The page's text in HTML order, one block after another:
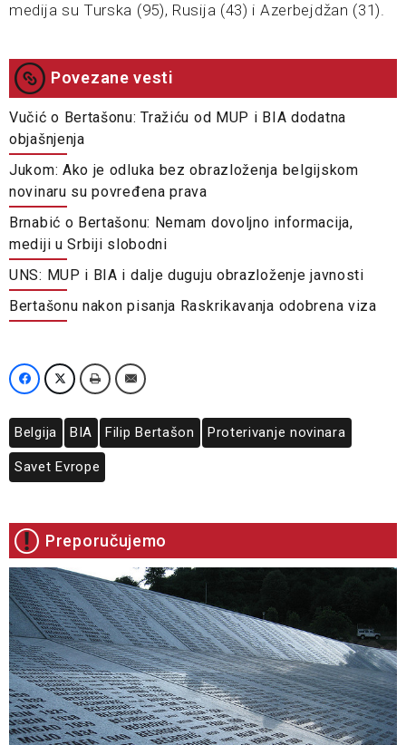
medija su Turska (95), Rusija (43) i Azerbejdžan (31).
Povezane vesti
Vučić o Bertašonu: Tražiću od MUP i BIA dodatna
objašnjenja
Jukom: Ako je odluka bez obrazloženja belgijskom
novinaru su povređena prava
Brnabić o Bertašonu: Nemam dovoljno informacija,
mediji u Srbiji slobodni
UNS: MUP i BIA i dalje duguju obrazloženje javnosti
Bertašonu nakon pisanja Raskrikavanja odobrena viza
Belgija BIA Filip Bertašon Proterivanje novinara
Savet Evrope
Preporučujemo